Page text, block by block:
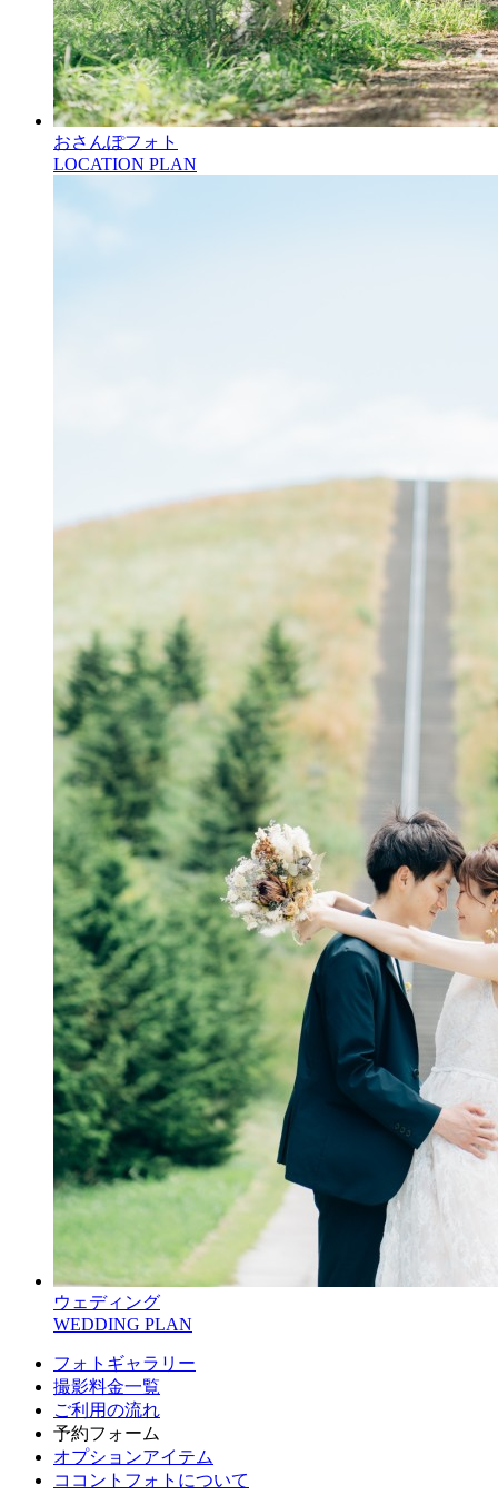
おさんぽフォト
LOCATION PLAN
ウェディング
WEDDING PLAN
フォトギャラリー
撮影料金一覧
ご利用の流れ
予約フォーム
オプションアイテム
ココントフォトについて